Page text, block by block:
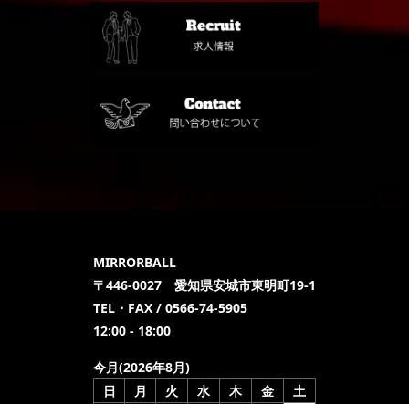
MIRRORBALL
〒446-0027 愛知県安城市東明町19-1
TEL・FAX / 0566-74-5905
12:00 - 18:00
今月(2026年8月)
日
月 火 水 木 金
土